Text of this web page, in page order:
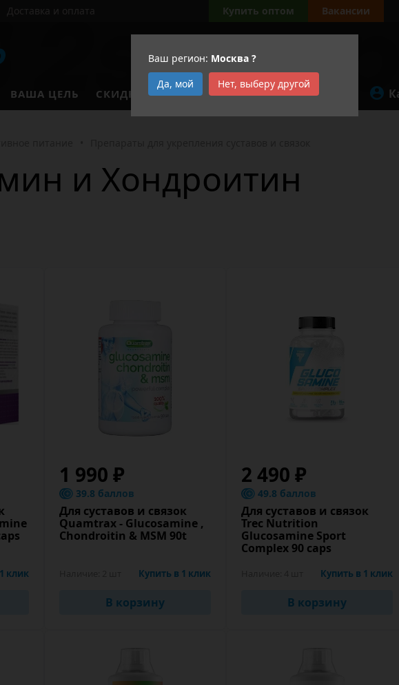
Ваш регион: Москва ?
Да, мой
Нет, выберу другой
Доставка и оплата Купить оптом Вакансии
ВАША ЦЕЛЬ СКИДКИ АКЦИИ
и Хондроитин
клик
1 990 ₽
39.8 баллов
Для суставов и связок
Quamtrax - Glucosamine ,
Chondroitin & MSM 90t
Купить в 1 клик
В корзину
2 490 ₽
49.8 баллов
Для суставов и связок
Trec Nutrition
Glucosamine Sport
Complex 90 caps
Купить в 1 клик
В корзину